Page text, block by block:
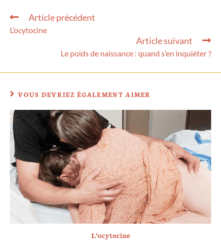
Article précédent
L’ocytocine
Article suivant
Le poids de naissance : quand s’en inquiéter ?
VOUS DEVRIEZ ÉGALEMENT AIMER
L’ocytocine